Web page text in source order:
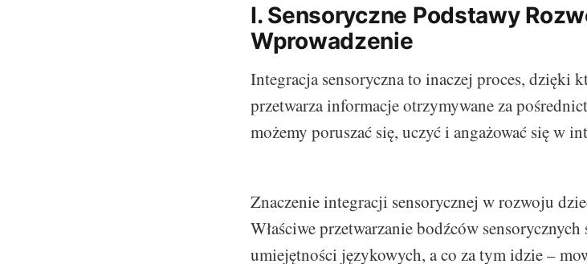
I. Sensoryczne Podstawy
Wprowadzenie
Integracja sensoryczna to inaczej proces, dzięki
przetwarza informacje otrzymywane za
możemy poruszać się, uczyć i angażować się w
Znaczenie integracji sensorycznej w rozwoju
Właściwe przetwarzanie bodźców
umiejętności językowych, a co za tym idzie –